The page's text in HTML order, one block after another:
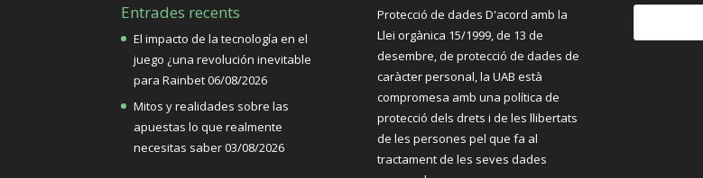
Entrades recents
El impacto de la tecnología en el
juego ¿una revolución inevitable
para Rainbet06/08/2026
Mitos y realidades sobre las
apuestas lo que realmente
necesitas saber03/08/2026
Protecció de dades D'acord amb la
Llei orgànica 15/1999, de 13 de
desembre, de protecció de dades de
caràcter personal, la UAB està
compromesa amb una política de
protecció dels drets i de les llibertats
de les persones pel que fa al
tractament de les seves dades